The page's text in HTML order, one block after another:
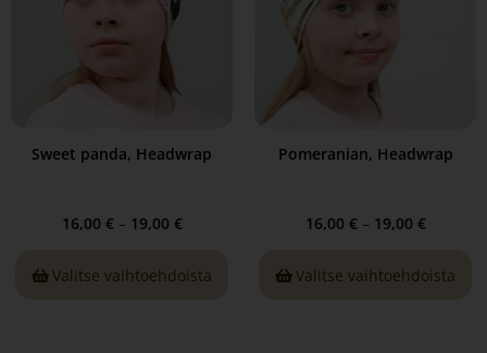
Sweet panda, Headwrap
16,00 € – 19,00 €
Valitse vaihtoehdoista
Pomeranian, Headwrap
16,00 € – 19,00 €
Valitse vaihtoehdoista